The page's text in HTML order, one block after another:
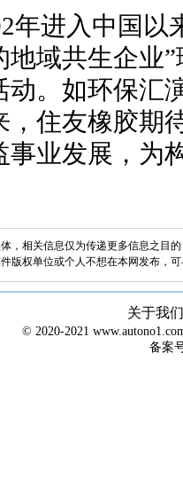
年进入中国以
域共生企业
动。如环保汇
，住友橡胶期
事业发展，为
，相关信息仅为传递更多信息之目
版权单位或个人不想在本网发布，
关于我们
© 2020-2021
备案